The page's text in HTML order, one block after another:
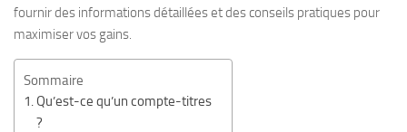
fournir des informations détaillées et des conseils pratiques pour
maximiser vos gains.
Sommaire
Qu’est-ce qu’un compte-titres
?